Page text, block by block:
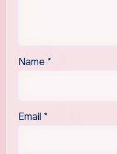
Name *
Email *